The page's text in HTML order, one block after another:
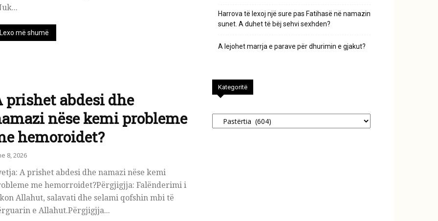
islame
Lexo më shumë
prishet abdesi dhe
nëse kemi probleme
hemoroidet?
8, 2026
A prishet abdesi dhe namazi nëse kemi
me hemorroidet? ​Përgjigjja: Falënderimi i
Allahut, salavati dhe selami qofshin mbi të
e Allahut. ​Përgjigjja...
Harrova të lexoj një sure pas Fatihasë në namazin
sunet. A duhet të bëj sehvi sexhden?
A lejohet marrja e parave për dhurimin e gjakut?
Kategoritë
Kategoritë